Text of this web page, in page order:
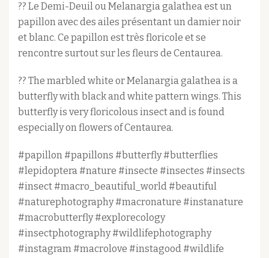
?? Le Demi-Deuil ou Melanargia galathea est un
papillon avec des ailes présentant un damier noir
et blanc. Ce papillon est très floricole et se
rencontre surtout sur les fleurs de Centaurea.
?? The marbled white or Melanargia galathea is a
butterfly with black and white pattern wings. This
butterfly is very floricolous insect and is found
especially on flowers of Centaurea.
#papillon #papillons #butterfly #butterflies
#lepidoptera #nature #insecte #insectes #insects
#insect #macro_beautiful_world #beautiful
#naturephotography #macronature #instanature
#macrobutterfly #explorecology
#insectphotography #wildlifephotography
#instagram #macrolove #instagood #wildlife